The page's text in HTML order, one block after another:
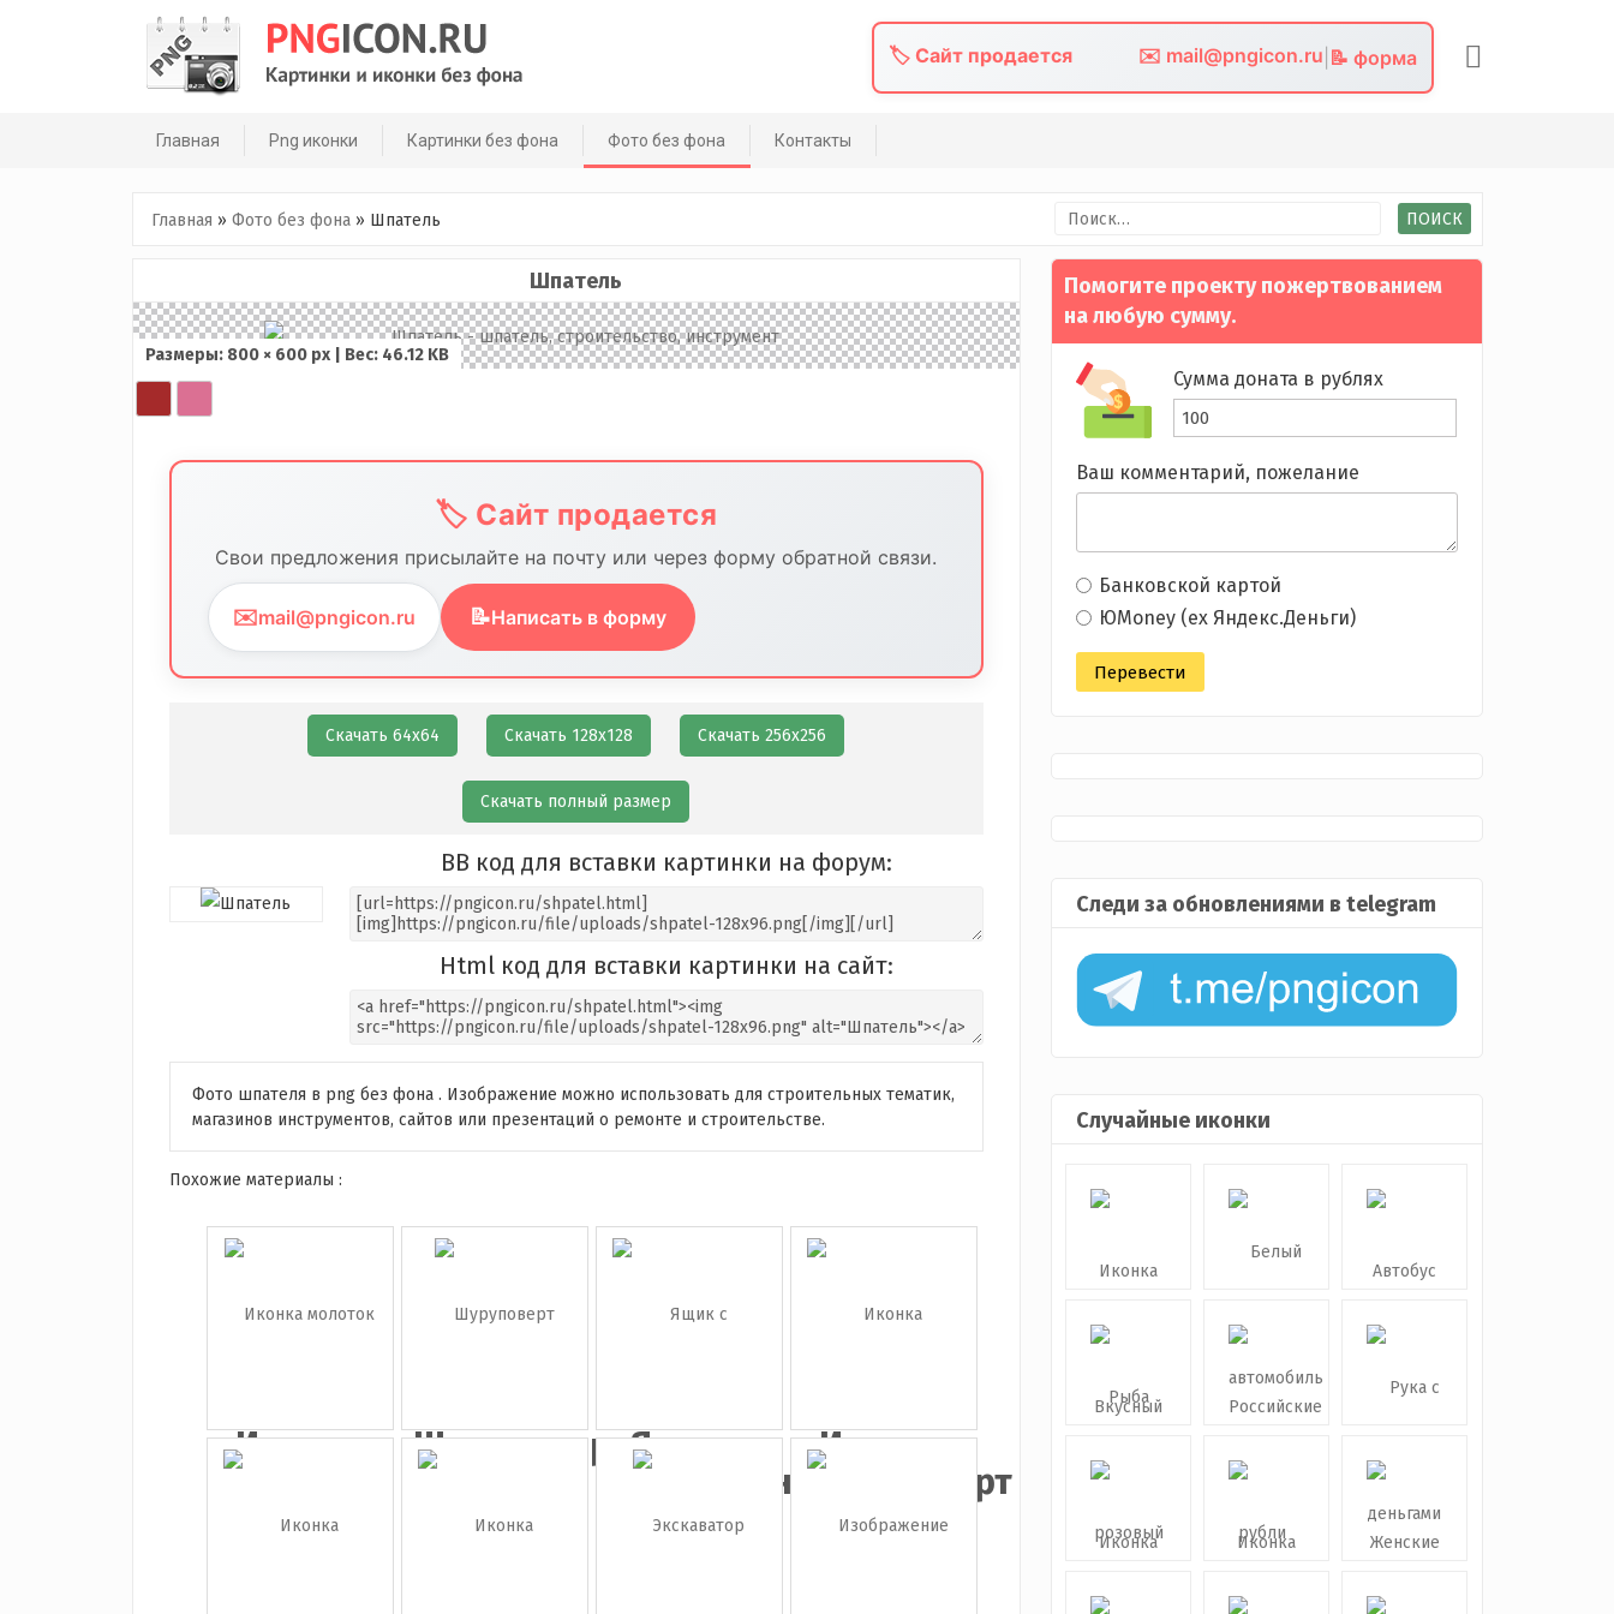
🏷️ Сайт продается ✉️ mail@pngicon.ru 📝 форма
Главная Png иконки Картинки без фона Фото без фона Контакты
Главная » Фото без фона» Шпатель Найти:
Шпатель
Размеры: 800 × 600 px | Вес: 46.12 KB
🏷️ Сайт продается
Свои предложения присылайте на почту или через форму обратной связи.
✉️mail@pngicon.ru 📝Написать в форму
Скачать 64х64 Скачать 128х128 Скачать 256х256
Скачать полный размер
BB код для вставки картинки на форум:
Html код для вставки картинки на сайт:
Фото шпателя в png без фона . Изображение можно использовать для строительных тематик,
магазинов инструментов, сайтов или презентаций о ремонте и строительстве.
Похожие материалы :
Иконка
молоток
ШуруповертЯщик с
инструмент...
Иконка
шуруповёрт
Помогите проекту пожертвованием
на любую сумму.
Сумма доната в рублях
Ваш комментарий, пожелание
Банковской картой
ЮMoney (ex Яндекс.Деньги)
Следи за обновлениями в telegram
Случайные иконки